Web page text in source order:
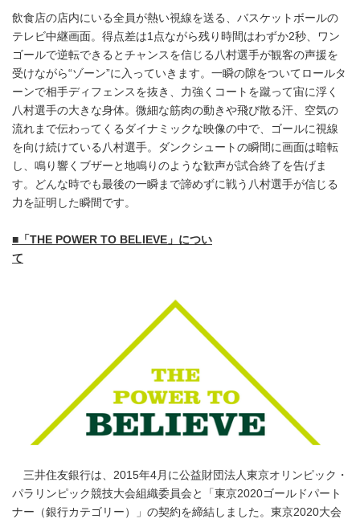
飲食店の店内にいる全員が熱い視線を送る、バスケットボールの
テレビ中継画面。得点差は1点ながら残り時間はわずか2秒、ワン
ゴールで逆転できるとチャンスを信じる八村選手が観客の声援を
受けながら“ゾーン”に入っていきます。一瞬の隙をついてロールタ
ーンで相手ディフェンスを抜き、力強くコートを蹴って宙に浮く
八村選手の大きな身体。微細な筋肉の動きや飛び散る汗、空気の
流れまで伝わってくるダイナミックな映像の中で、ゴールに視線
を向け続けている八村選手。ダンクシュートの瞬間に画面は暗転
し、鳴り響くブザーと地鳴りのような歓声が試合終了を告げま
す。どんな時でも最後の一瞬まで諦めずに戦う八村選手が信じる
力を証明した瞬間です。
■ 「 THE POWER TO BELIEVE 」につい
て
三井住友銀行は、2015年4月に公益財団法人東京オリンピック・
パラリンピック競技大会組織委員会と「東京2020ゴールドパート
ナー（銀行カテゴリー）」の契約を締結しました。東京2020大会